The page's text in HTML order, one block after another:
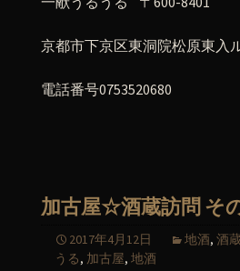
京都市下京区東洞院松原東入
電話番号0753520680
加古屋☆酒蔵訪問 そ
2017年4月12日 地酒, 酒
うる, 加古屋, 地酒